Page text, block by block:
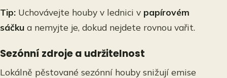
Tip: Uchovávejte houby v lednici v papírovém
sáčku a nemyjte je, dokud nejdete rovnou vařit.
Sezónní zdroje a udržitelnost
Lokálně pěstované sezónní houby snižují emise